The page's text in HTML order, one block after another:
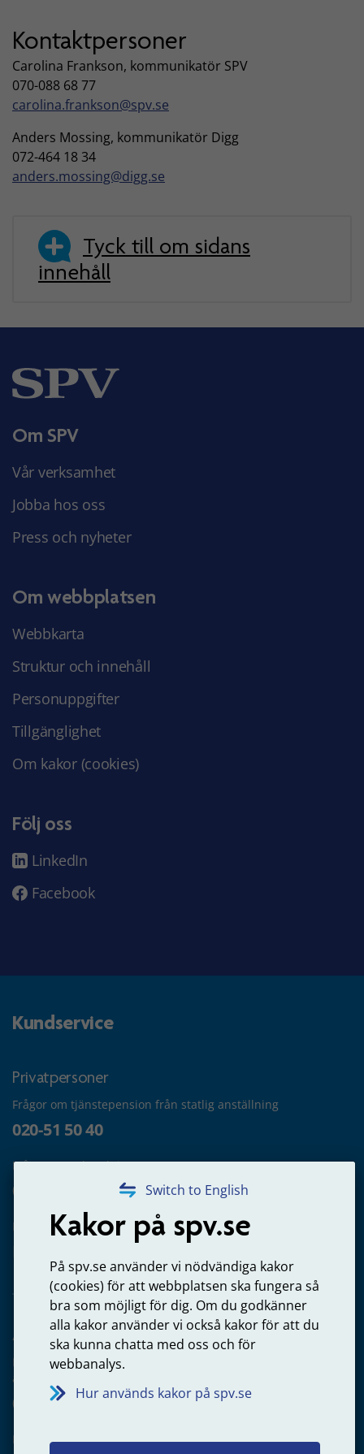
Switch to English
Kakor på spv.se
På spv.se använder vi nödvändiga kakor
(cookies) för att webbplatsen ska fungera så
bra som möjligt för dig. Om du godkänner
alla kakor använder vi också kakor för att du
ska kunna chatta med oss och för
webbanalys.
Hur används kakor på spv.se
Kontaktpersoner
Carolina Frankson, kommunikatör SPV
070-088 68 77
carolina.frankson@spv.se
Anders Mossing, kommunikatör Digg
072-464 18 34
anders.mossing@digg.se
Tyck till om sidans
innehåll
Om SPV
Vår verksamhet
Jobba hos oss
Press och nyheter
Om webbplatsen
Webbkarta
Struktur och innehåll
Personuppgifter
Tillgänglighet
Om kakor (cookies)
Följ oss
LinkedIn
Facebook
Kundservice
Privatpersoner
Frågor om tjänstepension från statlig anställning
020-51 50 40
Frågor om utbetalning
020-65 00 65
Kontakta oss
Arbetsgivare
Frågor om administration av tjänstepension från statlig
anställning
060-18 75 03
Kontakta oss